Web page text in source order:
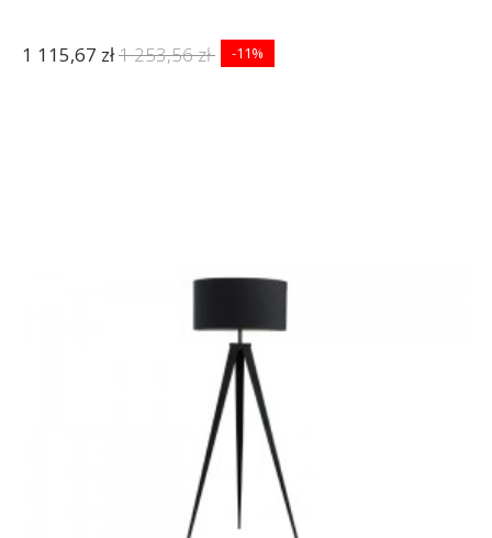
1 115,67 zł1 253,56 zł -11%